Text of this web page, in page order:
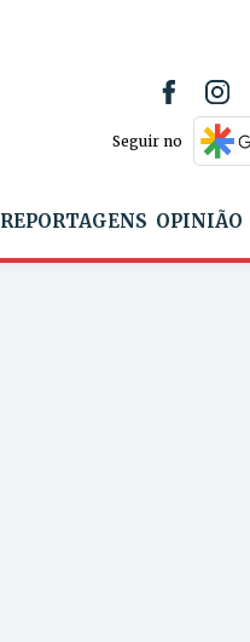
Seguir no
REPORTAGENS OPINIÃO